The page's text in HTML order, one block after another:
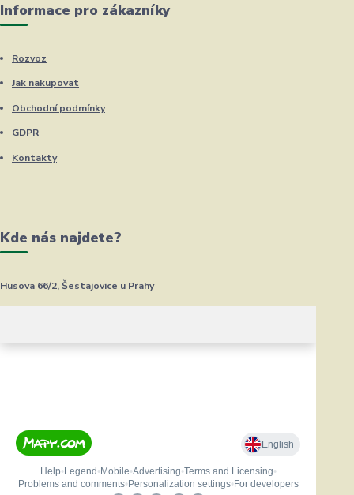
Informace pro zákazníky
Rozvoz
Jak nakupovat
Obchodní podmínky
GDPR
Kontakty
Kde nás najdete?
Husova 66/2, Šestajovice u Prahy